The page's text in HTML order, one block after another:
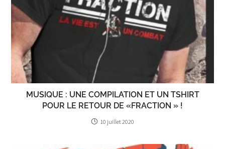
MUSIQUE : UNE COMPILATION ET UN TSHIRT
POUR LE RETOUR DE «FRACTION » !
10 juillet 2020